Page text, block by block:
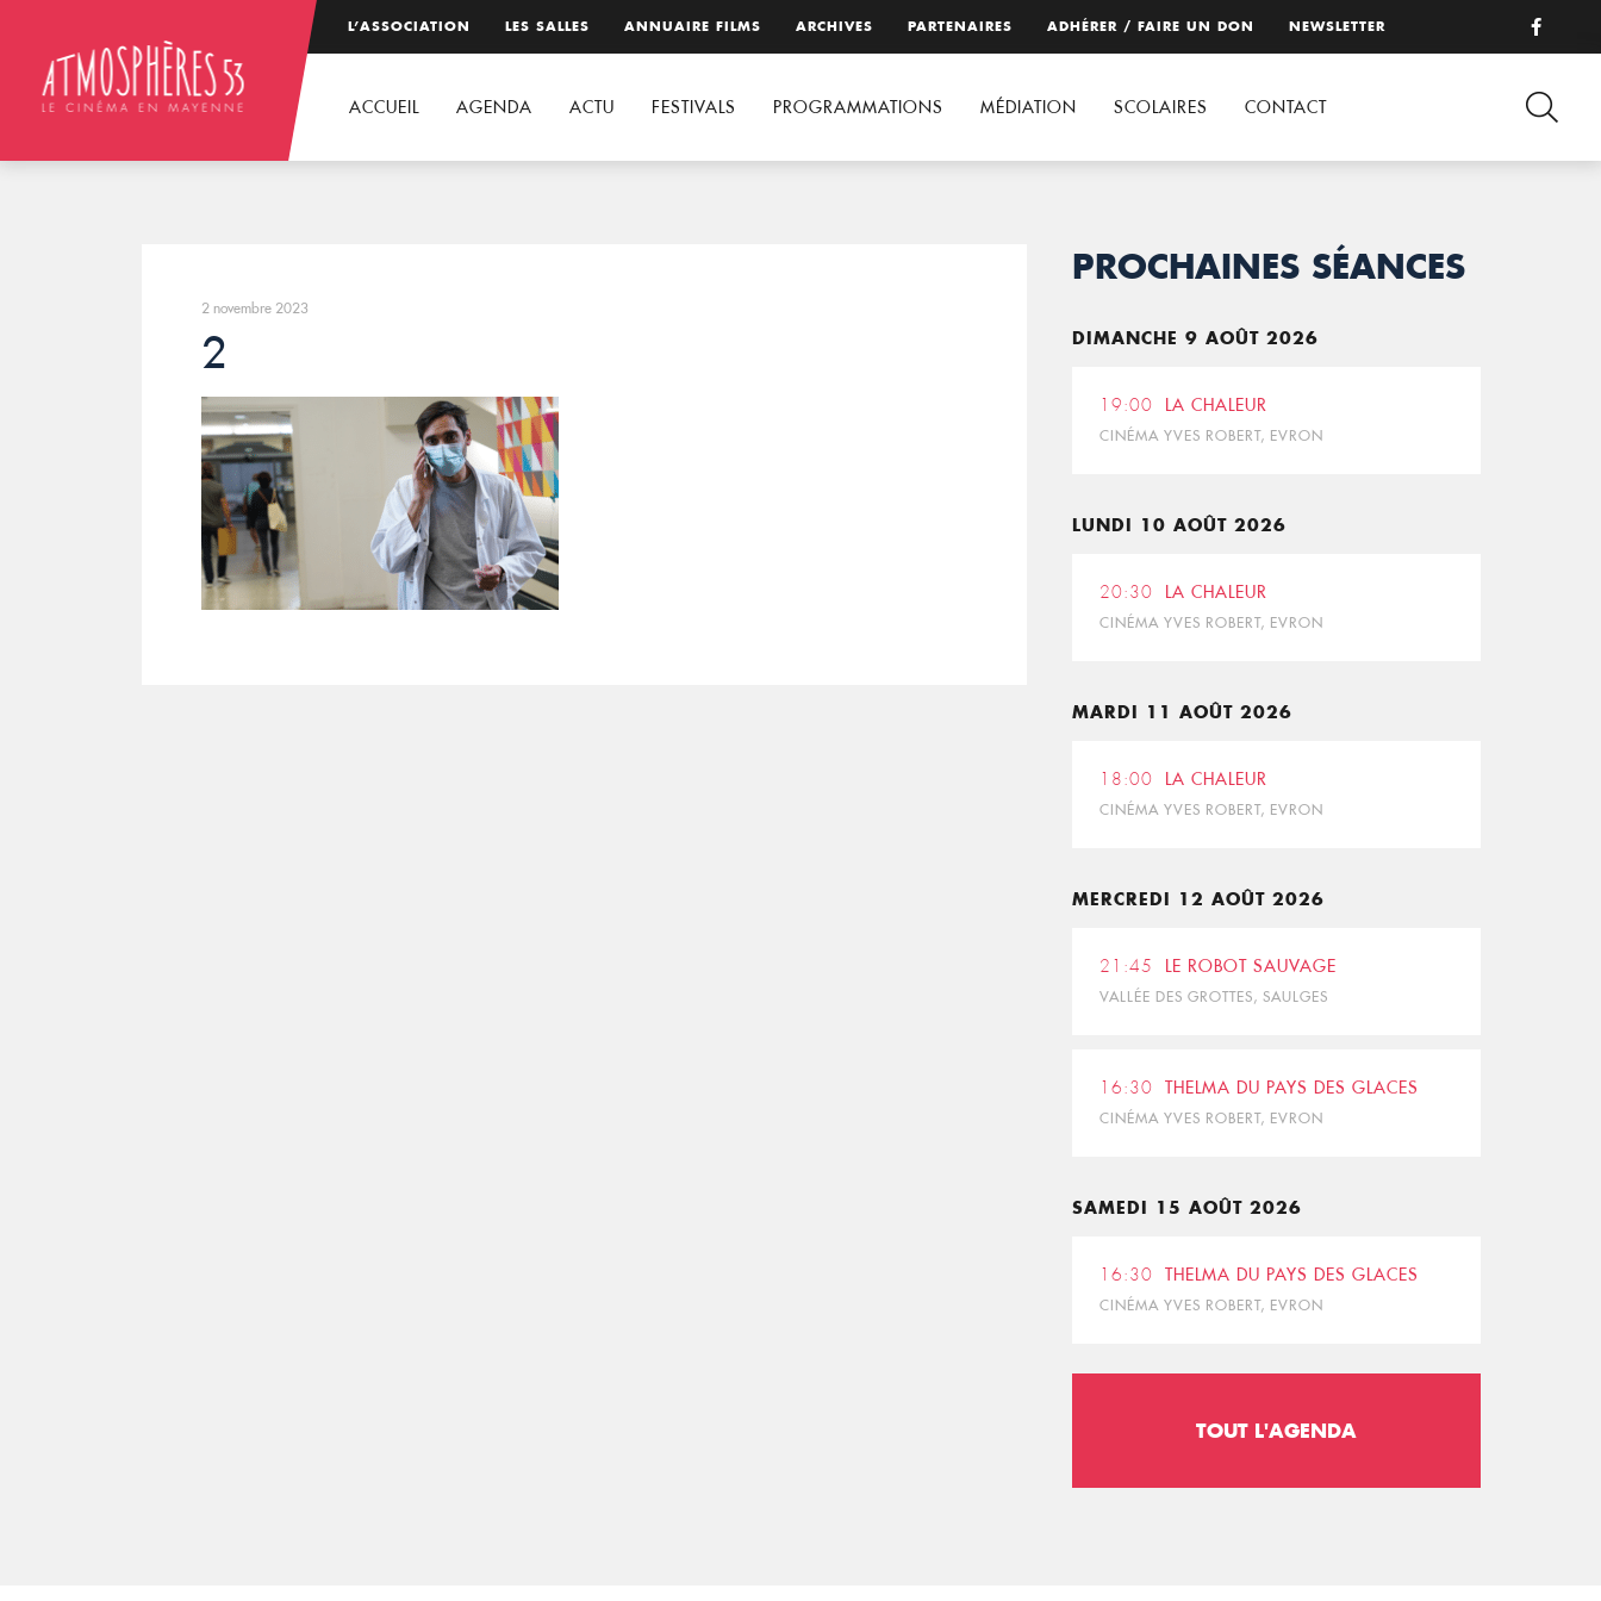
L’ASSOCIATION LES SALLES ANNUAIRE FILMS ARCHIVES PARTENAIRES ADHÉRER / FAIRE UN DON NEWSLETTER
ACCUEIL AGENDA ACTU FESTIVALS PROGRAMMATIONS MÉDIATION SCOLAIRES CONTACT
2 novembre 2023
2
PROCHAINES SÉANCES
DIMANCHE 9 AOÛT 2026
19:00 LA CHALEUR
CINÉMA YVES ROBERT, EVRON
LUNDI 10 AOÛT 2026
20:30 LA CHALEUR
CINÉMA YVES ROBERT, EVRON
MARDI 11 AOÛT 2026
18:00 LA CHALEUR
CINÉMA YVES ROBERT, EVRON
MERCREDI 12 AOÛT 2026
21:45 LE ROBOT SAUVAGE
VALLÉE DES GROTTES, SAULGES
16:30 THELMA DU PAYS DES GLACES
CINÉMA YVES ROBERT, EVRON
SAMEDI 15 AOÛT 2026
16:30 THELMA DU PAYS DES GLACES
CINÉMA YVES ROBERT, EVRON
TOUT L'AGENDA